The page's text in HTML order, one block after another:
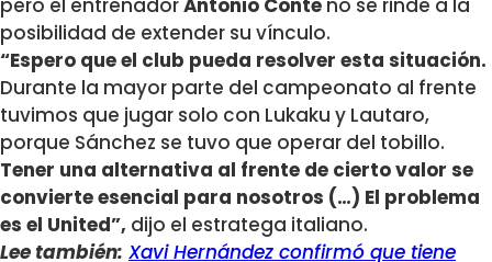
pero el entrenadorAntonio Conte no se rinde a la
posibilidad de extender su vínculo.
“Espero que el club pueda resolver esta situación.
Durante la mayor parte del campeonato al frente
tuvimos que jugar solo con Lukaku y Lautaro,
porque Sánchez se tuvo que operar del tobillo.
Tener una alternativa al frente de cierto valor se
convierte esencial para nosotros (…) El problema
es el United”, dijo el estratega italiano.
Lee también: Xavi Hernández confirmó que tiene